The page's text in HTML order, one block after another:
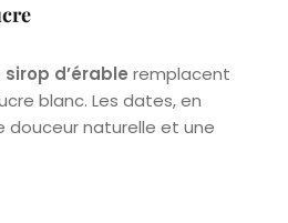
sirop d’érable remplacent
blanc. Les dates, en
douceur naturelle et une